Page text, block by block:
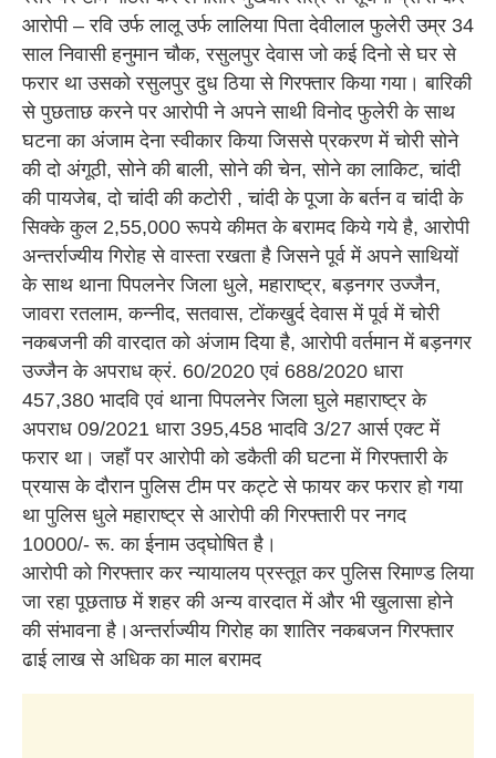
आरोपी – रवि उर्फ लालू उर्फ लालिया पिता देवीलाल फुलेरी उम्र 34
साल निवासी हनुमान चौक, रसुलपुर देवास जो कई दिनो से घर से
फरार था उसको रसुलपुर दुध ठिया से गिरफ्तार किया गया। बारिकी
से पुछताछ करने पर आरोपी ने अपने साथी विनोद फुलेरी के साथ
घटना का अंजाम देना स्वीकार किया जिससे प्रकरण में चोरी सोने
की दो अंगूठी, सोने की बाली, सोने की चेन, सोने का लाकिट, चांदी
की पायजेब, दो चांदी की कटोरी , चांदी के पूजा के बर्तन व चांदी के
सिक्के कुल 2,55,000 रूपये कीमत के बरामद किये गये है, आरोपी
अन्तर्राज्यीय गिरोह से वास्ता रखता है जिसने पूर्व में अपने साथियों
के साथ थाना पिपलनेर जिला धुले, महाराष्ट्र, बड़नगर उज्जैन,
जावरा रतलाम, कन्नीद, सतवास, टोंकखुर्द देवास में पूर्व में चोरी
नकबजनी की वारदात को अंजाम दिया है, आरोपी वर्तमान में बड़नगर
उज्जैन के अपराध क्रं. 60/2020 एवं 688/2020 धारा
457,380 भादवि एवं थाना पिपलनेर जिला घुले महाराष्ट्र के
अपराध 09/2021 धारा 395,458 भादवि 3/27 आर्स एक्ट में
फरार था। जहाँ पर आरोपी को डकैती की घटना में गिरफ्तारी के
प्रयास के दौरान पुलिस टीम पर कट्टे से फायर कर फरार हो गया
था पुलिस धुले महाराष्ट्र से आरोपी की गिरफ्तारी पर नगद
10000/- रू. का ईनाम उद्घोषित है।
आरोपी को गिरफ्तार कर न्यायालय प्रस्तूत कर पुलिस रिमाण्ड लिया
जा रहा पूछताछ में शहर की अन्य वारदात में और भी खुलासा होने
की संभावना है।अन्तर्राज्यीय गिरोह का शातिर नकबजन गिरफ्तार
ढाई लाख से अधिक का माल बरामद